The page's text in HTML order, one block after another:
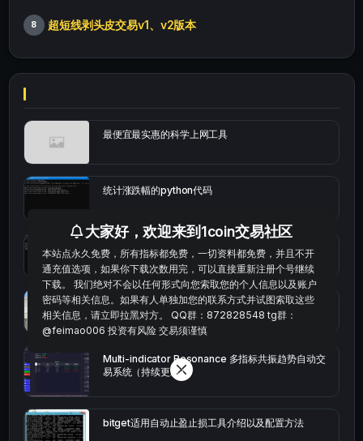
8 超短线剥头皮交易v1、v2版本
最便宜最实惠的科学上网工具
统计涨跌幅的python代码
okx的短线量化的免费版本
bybit安卓端
Multi-indicator Resonance 多指标共振趋势自动交
易系统（持续更新）
bitget适用自动止盈止损工具介绍以及配置方法
大家好，欢迎来到1coin交易社区
本站点永久免费，所有指标都免费，一切资料都免费，并且不开
通充值选项，如果你下载次数用完，可以直接重新注册个号继续
下载。 我们绝对不会以任何形式向您索取您的个人信息以及账户
密码等相关信息。如果有人单独加您的联系方式并试图索取这些
相关信息，请立即拉黑对方。 QQ群：872828548 tg群：
@feimao006 投资有风险 交易须谨慎